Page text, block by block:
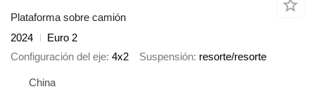
Plataforma sobre camión
2024
Euro 2
Configuración del eje 4x2 Suspensión resorte/resorte
China